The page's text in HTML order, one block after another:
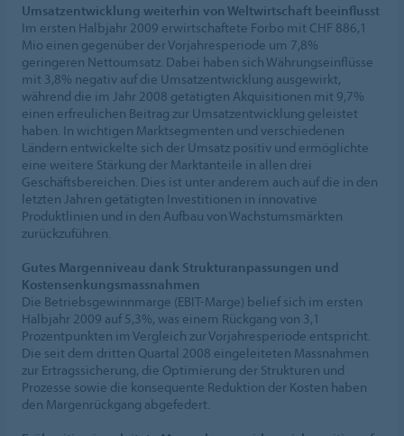
Umsatzentwicklung weiterhin von Weltwirtschaft beeinflusst
Im ersten Halbjahr 2009 erwirtschaftete Forbo mit CHF 886,1
Mio einen gegenüber der Vorjahresperiode um 7,8%
geringeren Nettoumsatz. Dabei haben sich Währungseinflüsse
mit 3,8% negativ auf die Umsatzentwicklung ausgewirkt,
während die im Jahr 2008 getätigten Akquisitionen mit 9,7%
einen erfreulichen Beitrag zur Umsatzentwicklung geleistet
haben. In wichtigen Marktsegmenten und verschiedenen
Ländern entwickelte sich der Umsatz positiv und ermöglichte
eine weitere Stärkung der Marktanteile in allen drei
Geschäftsbereichen. Dies ist unter anderem auch auf die in den
letzten Jahren getätigten Investitionen in innovative
Produktlinien und in den Aufbau von Wachstumsmärkten
zurückzuführen.
Gutes Margenniveau dank Strukturanpassungen und
Kostensenkungsmassnahmen
Die Betriebsgewinnmarge (EBIT-Marge) belief sich im ersten
Halbjahr 2009 auf 5,3%, was einem Rückgang von 3,1
Prozentpunkten im Vergleich zur Vorjahresperiode entspricht.
Die seit dem dritten Quartal 2008 eingeleiteten Massnahmen
zur Ertragssicherung, die Optimierung der Strukturen und
Prozesse sowie die konsequente Reduktion der Kosten haben
den Margenrückgang abgefedert.